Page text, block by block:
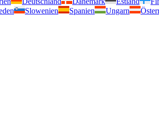
Slowenien Spanien Ungarn